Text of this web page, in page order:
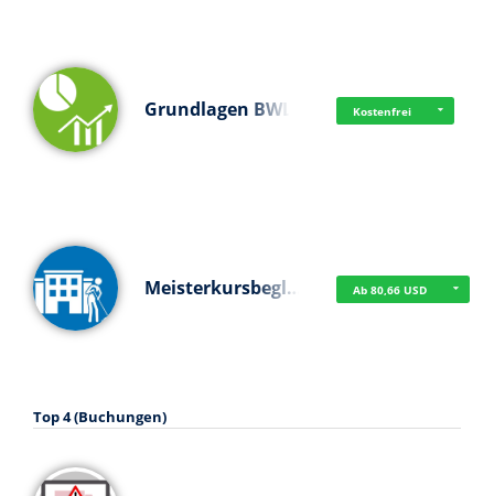
Grundlagen BWL Kostenfrei
Meisterkursbegl… Ab 80,66 USD
Top 4 (Buchungen)